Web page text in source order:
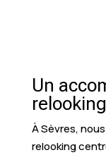
Un
À Sèvres,
relooking